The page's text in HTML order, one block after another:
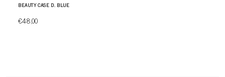
BEAUTY CASE D. BLUE
€48,00